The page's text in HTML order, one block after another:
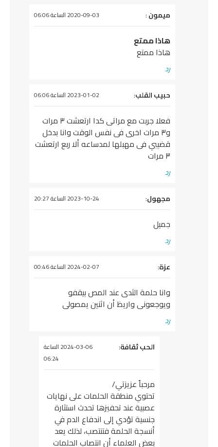
يقول
ميمون: 2020-09-03 الساعة 06:06
هاذا ممتع
هاذا ممتع
رد
يقول
حبيب القلب: 2023-01-02 الساعة 06:06
فعلا جربت مع مراتى كدا ارتعشت ٣ مرات
و٣ مرات اخرى فى نفس الوقت وانا بدخل
قضيبي فى مهبلها لمدساعه ألا ربع ارتعشت
٣ مرات
رد
يقول
مجهول: 2023-10-24 الساعة 20:27
جميل
رد
يقول
عزة: 2024-02-07 الساعة 00:46
وانا حلمة الثدى عند المص بيقفو
ويوجعونى واريظ أن اثنين يمصولى
رد
يقول
الحب ثقافة:
2024-03-06 الساعة
06:24
مرحباً عزيزتي/
تحتوي منطقة الحلمات على نهايات
عصبية عند تحفيزها تحدث استثارة
جنسية تؤدي إلى اندفاع الدم في
أنسجة الحلمة فتنتصب، لذلك يعد
بعض العلماء أن انتصاب الحلمات